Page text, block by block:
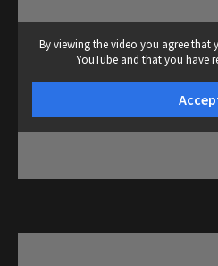
By viewing the video you agree that
YouTube and that you have